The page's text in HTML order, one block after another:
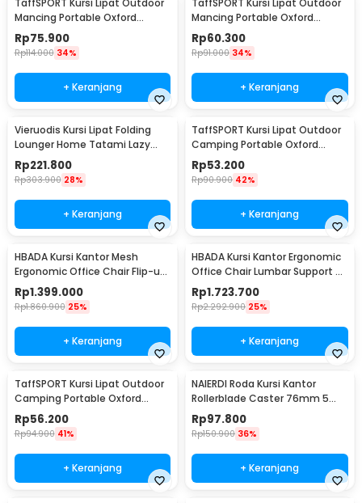
TaffSPORT Kursi Lipat Outdoor
Mancing Portable Oxford
Folding Chair L 38x38x65cm -
AAN147
Rp75.900
Rp114.000 34%
+ Keranjang
TaffSPORT Kursi Lipat Outdoor
Mancing Portable Oxford
Folding Chair S 33x33x53cm -
AAN147
Rp60.300
Rp91.000 34%
+ Keranjang
Vieruodis Kursi Lipat Folding
Lounger Home Tatami Lazy
Sofa 6 Grids - VDS14
Rp221.800
Rp303.900 28%
+ Keranjang
TaffSPORT Kursi Lipat Outdoor
Camping Portable Oxford
Folding Chair M 36x36x58cm -
A148
Rp53.200
Rp90.900 42%
+ Keranjang
HBADA Kursi Kantor Mesh
Ergonomic Office Chair Flip-up
Arms - HDNY163WM
Rp1.399.000
Rp1.860.900 25%
+ Keranjang
HBADA Kursi Kantor Ergonomic
Office Chair Lumbar Support -
HDNY164WM
Rp1.723.700
Rp2.292.900 25%
+ Keranjang
TaffSPORT Kursi Lipat Outdoor
Camping Portable Oxford
Folding Chair - DFC001
Rp56.200
Rp94.900 41%
+ Keranjang
NAIERDI Roda Kursi Kantor
Rollerblade Caster 76mm 5
PCS - Caster-001
Rp97.800
Rp150.900 36%
+ Keranjang